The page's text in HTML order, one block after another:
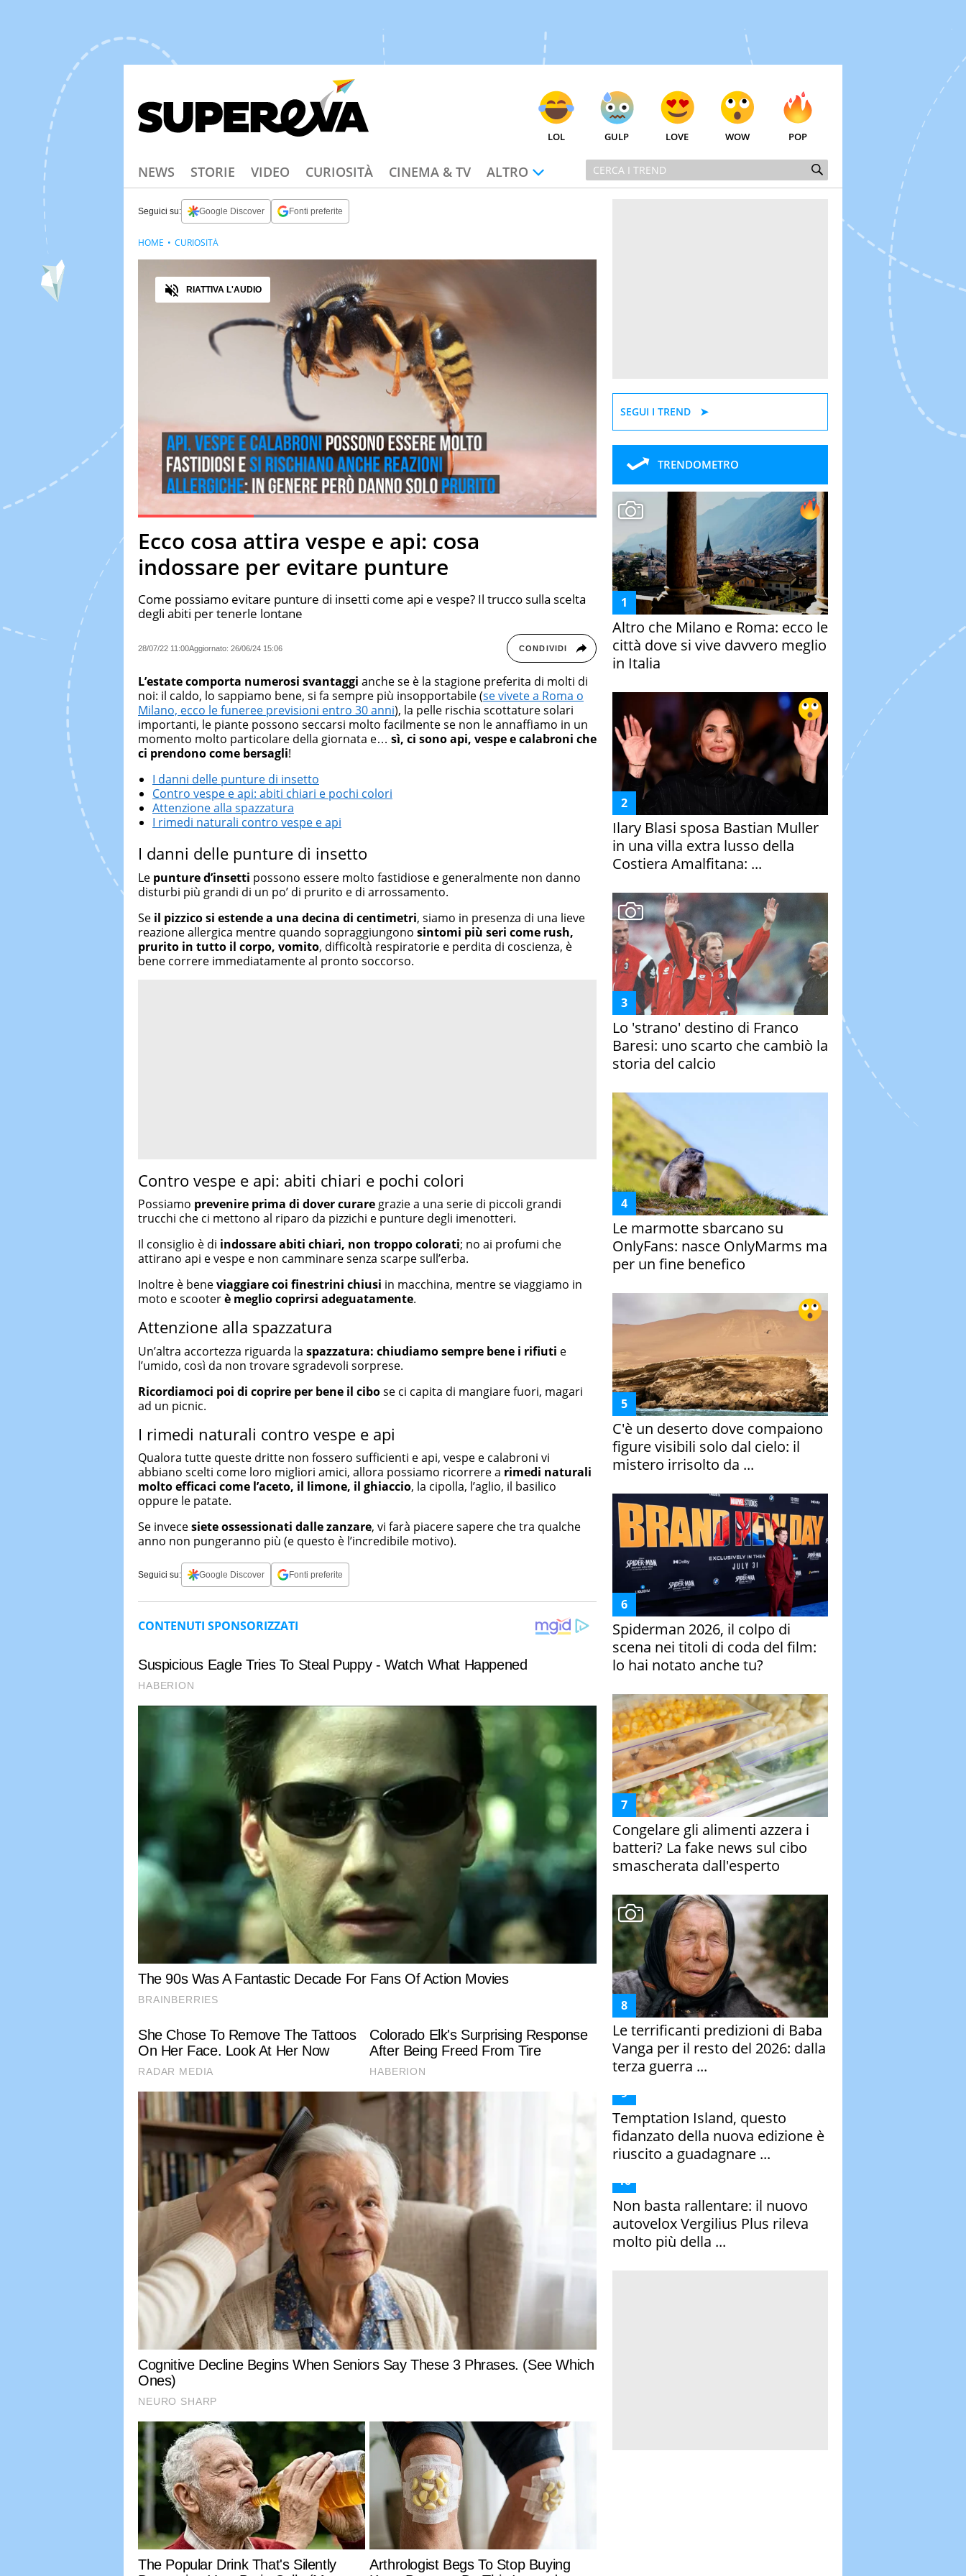
LOL GULP LOVE WOW POP
NEWS STORIE VIDEO CURIOSITÀ CINEMA & TV ALTRO
Seguici su: Google Discover Fonti preferite
PauseUnmute Duration
Loaded:100.00%
Fullscreen
Audio
RIATTIVA L'AUDIO
Ecco cosa attira vespe e api: cosa
indossare per evitare punture
Come possiamo evitare punture di insetti come api e vespe? Il trucco sulla scelta
degli abiti per tenerle lontane
28/07/22 11:00Aggiornato: 26/06/24 15:06 CONDIVIDI
HOME CURIOSITÀ
L’estate comporta numerosi svantaggi anche se è la stagione preferita di molti di
noi: il caldo, lo sappiamo bene, si fa sempre più insopportabile (se vivete a Roma o
Milano, ecco le funeree previsioni entro 30 anni), la pelle rischia scottature solari
importanti, le piante possono seccarsi molto facilmente se non le annaffiamo in un
momento molto particolare della giornata e… sì, ci sono api, vespe e calabroni che
ci prendono come bersagli!
I danni delle punture di insetto
Contro vespe e api: abiti chiari e pochi colori
Attenzione alla spazzatura
I rimedi naturali contro vespe e api
I danni delle punture di insetto
Le punture d’insetti possono essere molto fastidiose e generalmente non danno
disturbi più grandi di un po’ di prurito e di arrossamento.
Se il pizzico si estende a una decina di centimetri, siamo in presenza di una lieve
reazione allergica mentre quando sopraggiungono sintomi più seri come rush,
prurito in tutto il corpo, vomito, difficoltà respiratorie e perdita di coscienza, è
bene correre immediatamente al pronto soccorso.
Contro vespe e api: abiti chiari e pochi colori
Possiamo prevenire prima di dover curare grazie a una serie di piccoli grandi
trucchi che ci mettono al riparo da pizzichi e punture degli imenotteri.
Il consiglio è di indossare abiti chiari, non troppo colorati; no ai profumi che
attirano api e vespe e non camminare senza scarpe sull’erba.
Inoltre è beneviaggiare coi finestrini chiusi in macchina, mentre se viaggiamo in
moto e scooterè meglio coprirsi adeguatamente.
Attenzione alla spazzatura
Un’altra accortezza riguarda la spazzatura: chiudiamo sempre bene i rifiuti e
l’umido, così da non trovare sgradevoli sorprese.
Ricordiamoci poi di coprire per bene il cibose ci capita di mangiare fuori, magari
ad un picnic.
I rimedi naturali contro vespe e api
Qualora tutte queste dritte non fossero sufficienti e api, vespe e calabroni vi
abbiano scelti come loro migliori amici, allora possiamo ricorrere a rimedi naturali
molto efficaci come l’aceto, il limone, il ghiaccio, la cipolla, l’aglio, il basilico
oppure le patate.
Se invecesiete ossessionati dalle zanzare, vi farà piacere sapere che tra qualche
anno non pungeranno più (e questo è l’incredibile motivo).
Seguici su: Google Discover Fonti preferite
SEGUI I TREND
TRENDOMETRO
Altro che Milano e Roma: ecco le
città dove si vive davvero meglio
in Italia
Ilary Blasi sposa Bastian Muller
in una villa extra lusso della
Costiera Amalfitana: ...
Lo 'strano' destino di Franco
Baresi: uno scarto che cambiò la
storia del calcio
Le marmotte sbarcano su
OnlyFans: nasce OnlyMarms ma
per un fine benefico
C'è un deserto dove compaiono
figure visibili solo dal cielo: il
mistero irrisolto da ...
Spiderman 2026, il colpo di
scena nei titoli di coda del film:
lo hai notato anche tu?
Congelare gli alimenti azzera i
batteri? La fake news sul cibo
smascherata dall'esperto
Le terrificanti predizioni di Baba
Vanga per il resto del 2026: dalla
terza guerra ...
Temptation Island, questo
fidanzato della nuova edizione è
riuscito a guadagnare ...
Non basta rallentare: il nuovo
autovelox Vergilius Plus rileva
molto più della ...